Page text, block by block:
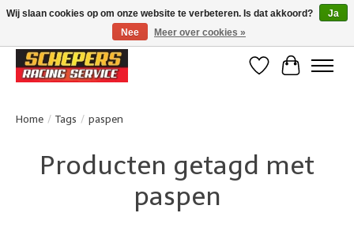
Klanten beoordelen ons met een 4,8/5 op Google reviews
Verlanglijst
Home / Tags / paspen
Producten getagd met
paspen
Wij slaan cookies op om onze website te verbeteren. Is dat akkoord?
Ja
Nee
Meer over cookies »